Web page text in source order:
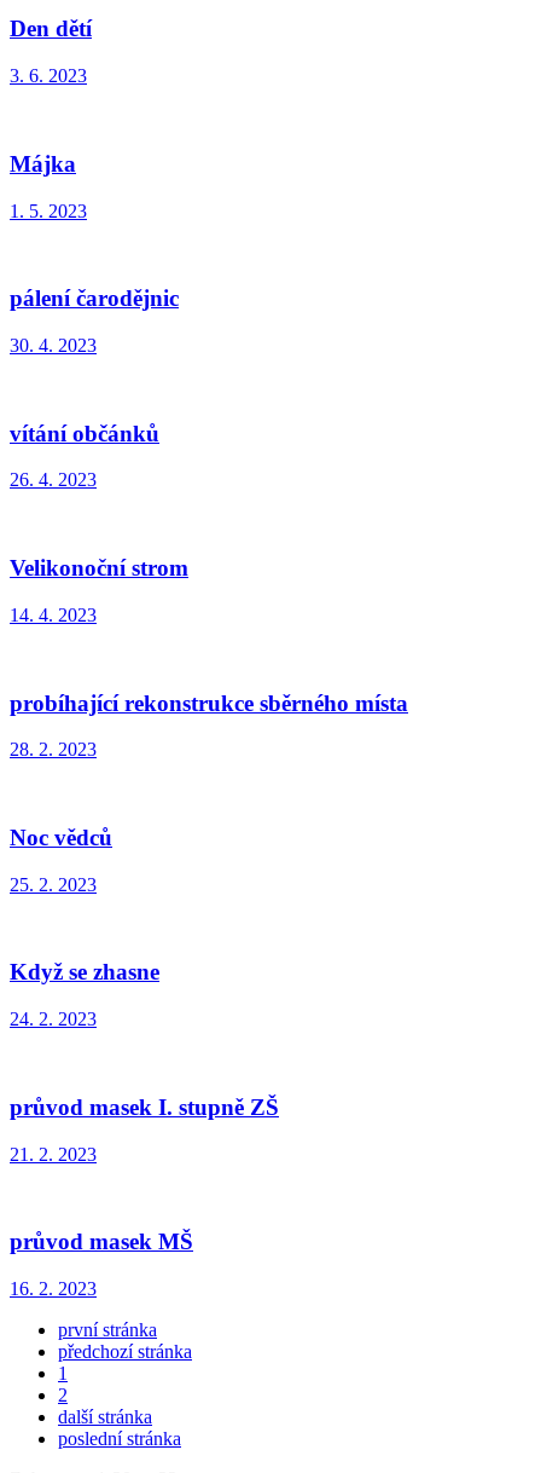
Den dětí
3. 6. 2023
Májka
1. 5. 2023
pálení čarodějnic
30. 4. 2023
vítání občánků
26. 4. 2023
Velikonoční strom
14. 4. 2023
probíhající rekonstrukce sběrného místa
28. 2. 2023
Noc vědců
25. 2. 2023
Když se zhasne
24. 2. 2023
průvod masek I. stupně ZŠ
21. 2. 2023
průvod masek MŠ
16. 2. 2023
první stránka
předchozí stránka
1
2
další stránka
poslední stránka